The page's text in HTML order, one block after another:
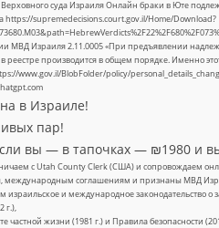
суда Израиля Онлайн браки в Юте
https://supremedecisions.court.gov.il/Home/Download?
МВД Израиля 2.11.0005 «При предъявлении
реестре производится в общем порядке. Именно
www.gov.il/BlobFolder/policy/
в Израиле!
пар!
вы — в тапочках — ₪1980 и
с Utah County Clerk (США) и сопровождаем
международным соглашениям и признаны МВД
израильское и международное законодательство
г.),
частной жизни (1981 г.) и Правила безопасности